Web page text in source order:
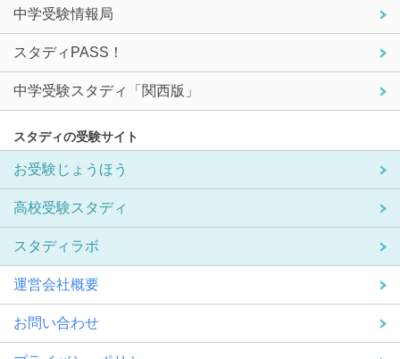
中学受験情報局
スタディPASS！
中学受験スタディ「関西版」
スタディの受験サイト
お受験じょうほう
高校受験スタディ
スタディラボ
運営会社概要
お問い合わせ